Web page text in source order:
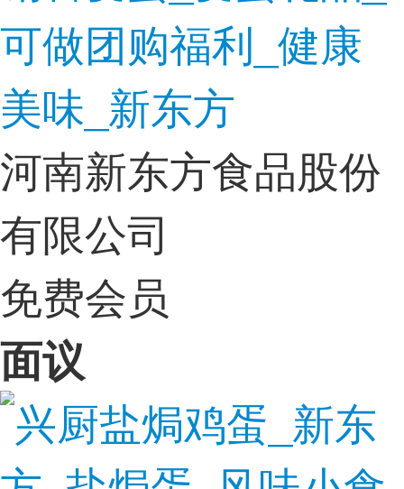
可做团购福利_健康
美味_新东方
河南新东方食品股份
有限公司
免费会员
面议